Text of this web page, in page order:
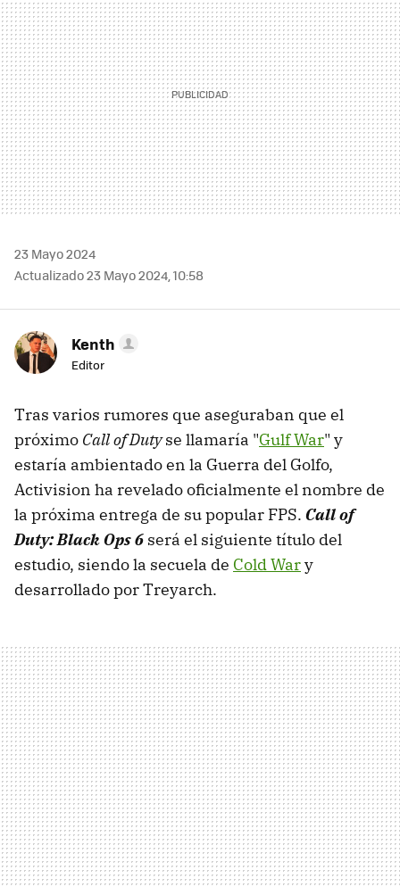
23 Mayo 2024
Actualizado 23 Mayo 2024, 10:58
Kenth
Editor
Tras varios rumores que aseguraban que el
próximo Call of Dutyse llamaría "Gulf War" y
estaría ambientado en la Guerra del Golfo,
Activision ha revelado oficialmente el nombre de
la próxima entrega de su popular FPS. Call of
Duty: Black Ops 6 será el siguiente título del
estudio, siendo la secuela de Cold Wary
desarrollado por Treyarch.